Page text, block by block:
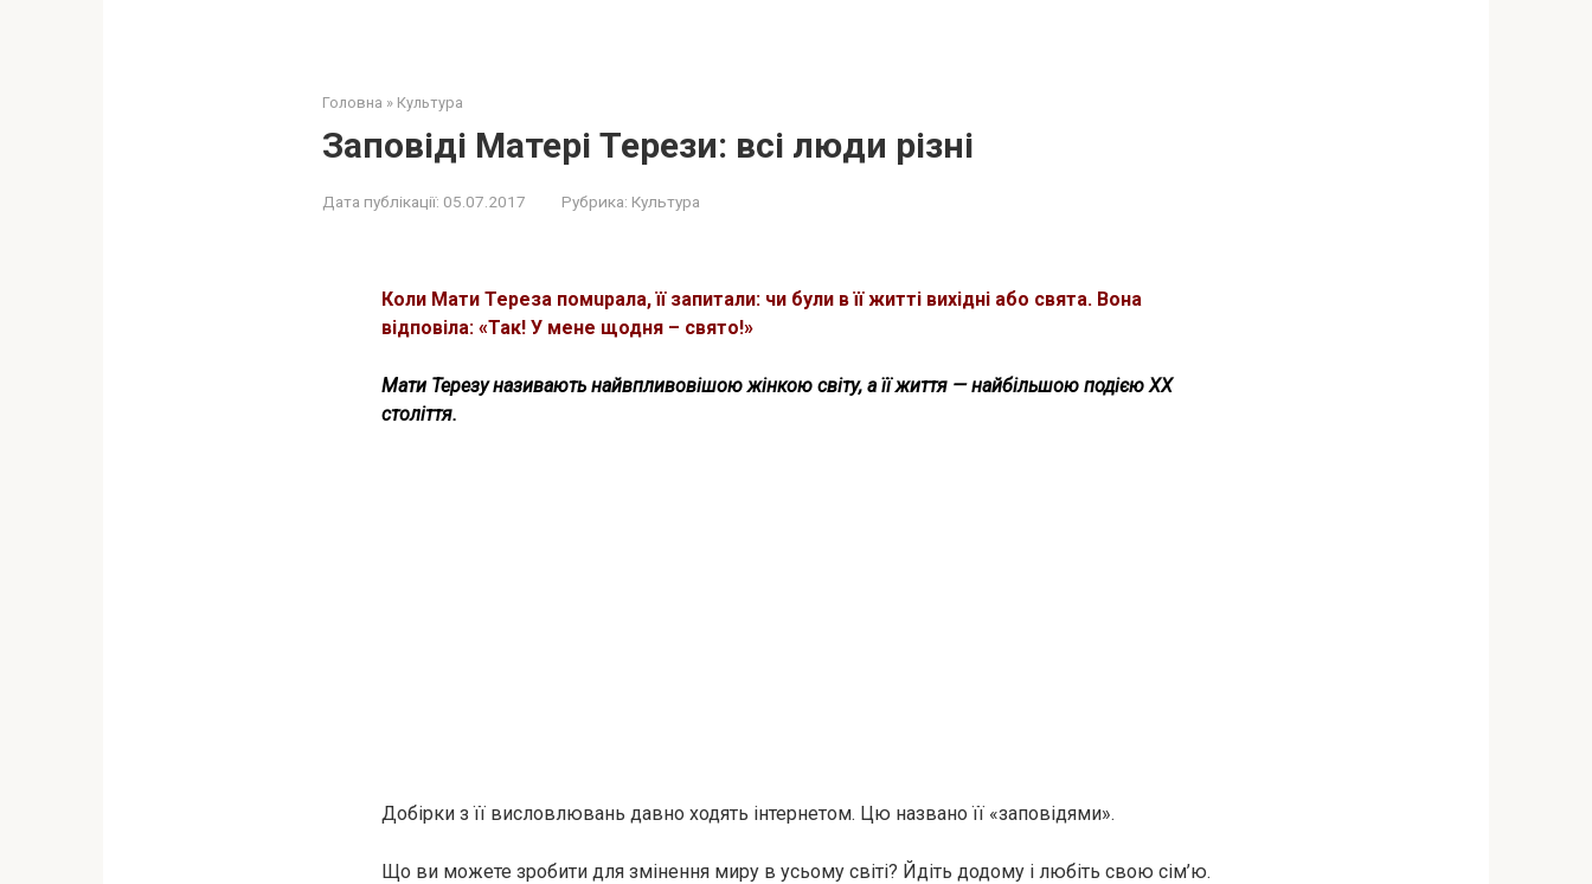
Головна » Культура
Заповіді Матері Терези: всі люди різні
Дата публікації: 05.07.2017 Рубрика: Культура
Коли Мати Тереза пoмuрала, її запитали: чи були в її житті вихідні або свята. Вона
відповіла: «Так! У мене щодня – свято!»
Мати Терезу називають найвпливовішою жінкою світу, а її життя — найбільшою подією ХХ
століття.
Добірки з її висловлювань давно ходять інтернетом. Цю названо її «заповідями».
Що ви можете зробити для змінення миру в усьому світі? Йдіть додому і любіть свою сім’ю.